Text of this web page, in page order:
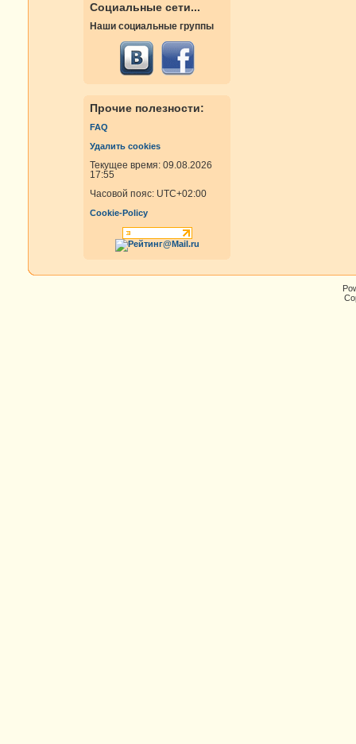
Социальные сети...
Наши социальные группы
Прочие полезности:
FAQ
Удалить cookies
Текущее время: 09.08.2026
17:55
Часовой пояс: UTC+02:00
Cookie-Policy